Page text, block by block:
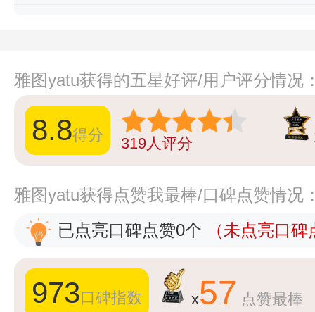
雅图yatu获得的五星好评/用户评分情况
8.8得分 319人评分
雅图yatu获得点赞我最棒/口碑点赞情况
已点亮口碑点赞0个
（未点亮口
973口碑指数 x57 点赞最棒